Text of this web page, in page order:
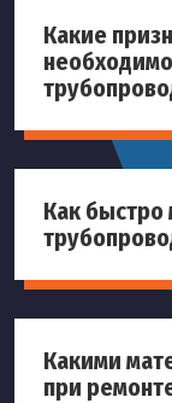
Какие
Как
Какими
при